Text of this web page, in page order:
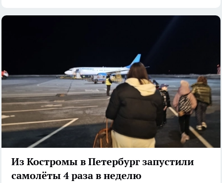
Из Костромы в Петербург запустили
самолёты 4 раза в неделю